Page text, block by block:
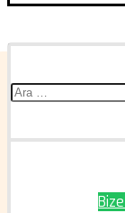
Arama: